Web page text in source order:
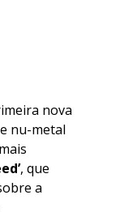
nova
nu-metal
, que
a